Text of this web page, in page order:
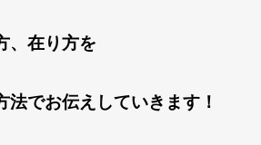
、在り方を
法でお伝えしていきます！